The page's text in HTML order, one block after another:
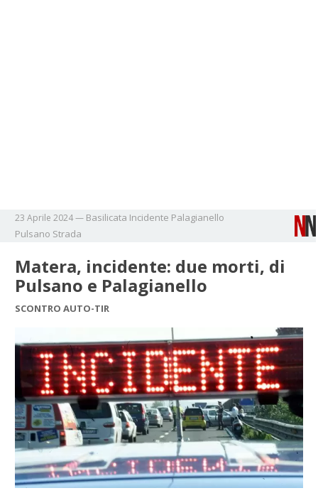
23 Aprile 2024— Basilicata Incidente Palagianello
Pulsano Strada
Matera, incidente: due morti, di
Pulsano e Palagianello
SCONTRO AUTO-TIR